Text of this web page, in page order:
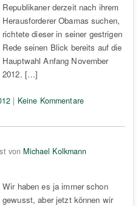
Republikaner derzeit nach ihrem
Herausforderer Obamas suchen,
richtete dieser in seiner gestrigen
Rede seinen Blick bereits auf die
Hauptwahl Anfang November
2012. […]
| Keine Kommentare
von Michael Kolkmann
Wir haben es ja immer schon
gewusst, aber jetzt können wir